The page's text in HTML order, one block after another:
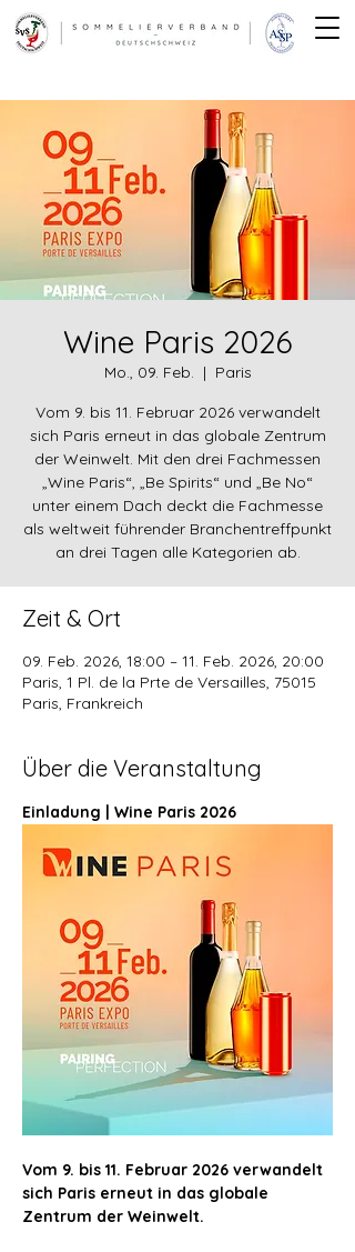
Wine Paris 2026
Mo., 09. Feb.
  |
Paris
Vom 9. bis 11. Februar 2026 verwandelt
sich Paris erneut in das globale Zentrum
der Weinwelt. Mit den drei Fachmessen
„Wine Paris“, „Be Spirits“ und „Be No“
unter einem Dach deckt die Fachmesse
als weltweit führender Branchentreffpunkt
an drei Tagen alle Kategorien ab.
Zeit & Ort
09. Feb. 2026, 18:00 – 11. Feb. 2026, 20:00
Paris, 1 Pl. de la Prte de Versailles, 75015
Paris, Frankreich
Über die Veranstaltung
Einladung | Wine Paris 2026
Vom 9. bis 11. Februar 2026 verwandelt
sich Paris erneut in das globale
Zentrum der Weinwelt.